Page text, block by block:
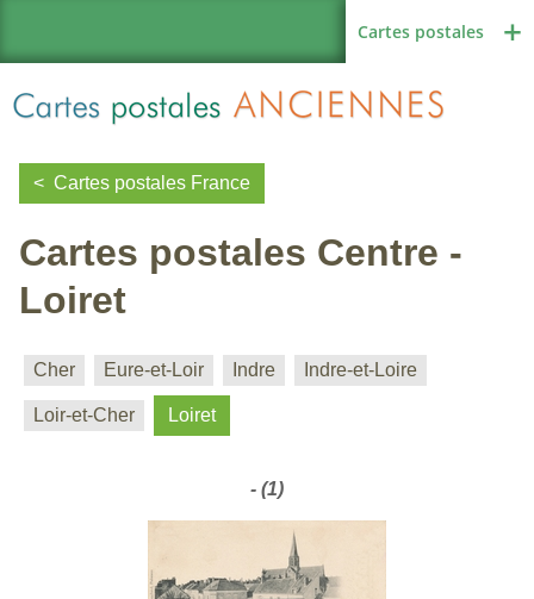
Cartes postales
Région de France
Autres pays
Cartes postales France
Cartes postales Centre -
Loiret
Cher Eure-et-Loir Indre Indre-et-Loire
Loir-et-Cher Loiret
- (1)